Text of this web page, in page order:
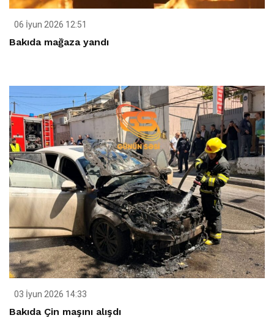
06 İyun 2026 12:51
Bakıda mağaza yandı
03 İyun 2026 14:33
Bakıda Çin maşını alışdı